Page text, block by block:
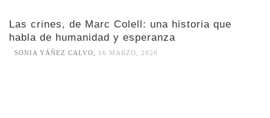
Las crines, de Marc Colell: una historia que
habla de humanidad y esperanza
SONIA YÁÑEZ CALVO 16 MARZO, 2026